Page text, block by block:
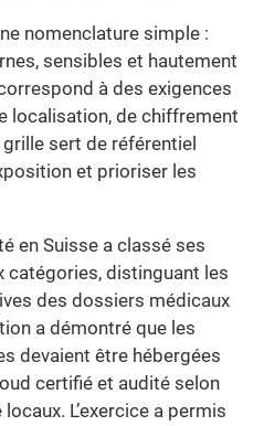
nomenclature simple :
sensibles et hautement
à des exigences
localisation, de chiffrement
sert de référentiel
et prioriser les
en Suisse a classé ses
catégories, distinguant les
des dossiers médicaux
a démontré que les
devaient être hébergées
certifié et audité selon
L’exercice a permis